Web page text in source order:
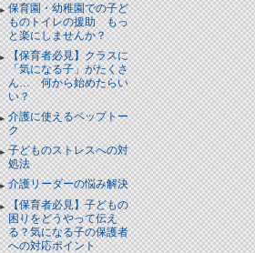
保育園・幼稚園での子ど
ものトイレの援助 もっ
と楽にしませんか？
【保育者必見】クラスに
「気になる子」がたくさ
ん… 何から始めたらい
い？
介護に使えるペップトー
ク
子どものストレスへの対
処法
介護リーダーの悩み解決
【保育者必見】子どもの
困りをどうやって伝え
る？気になる子の保護者
への対応ポイント